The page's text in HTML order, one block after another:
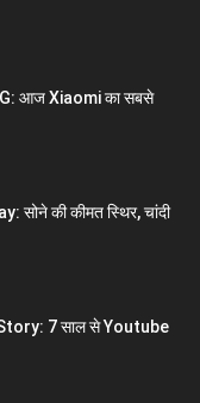
आज Xiaomi का सबसे
की कीमत स्थिर, चांदी
7 साल से Youtube